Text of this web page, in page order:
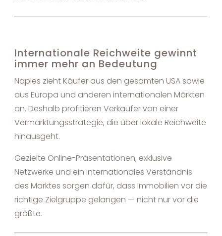
Internationale Reichweite gewinnt
immer mehr an Bedeutung
Naples zieht Käufer aus den gesamten USA sowie
aus Europa und anderen internationalen Märkten
an. Deshalb profitieren Verkäufer von einer
Vermarktungsstrategie, die über lokale Reichweite
hinausgeht.
Gezielte Online-Präsentationen, exklusive
Netzwerke und ein internationales Verständnis
des Marktes sorgen dafür, dass Immobilien vor die
richtige Zielgruppe gelangen — nicht nur vor die
größte.